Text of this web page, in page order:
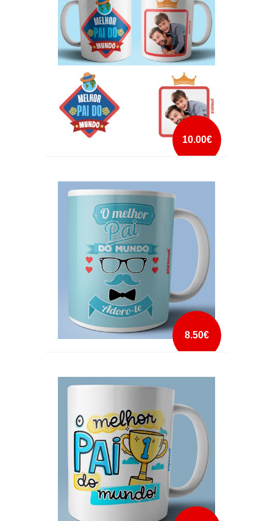
mais info
add à lista
10.00€
2
mais info
8.50€
mais info
add à lista